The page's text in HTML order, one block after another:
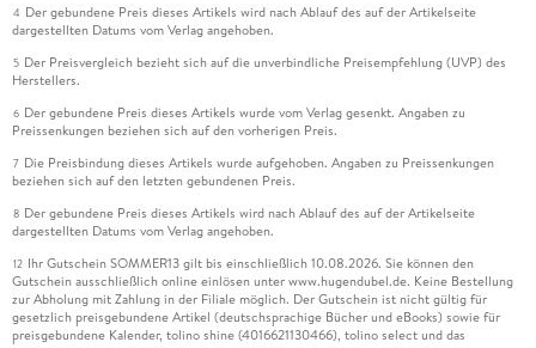
4 Der gebundene Preis dieses Artikels wird nach Ablauf des auf der Artikelseite
dargestellten Datums vom Verlag angehoben.
5 Der Preisvergleich bezieht sich auf die unverbindliche Preisempfehlung (UVP) des
Herstellers.
6 Der gebundene Preis dieses Artikels wurde vom Verlag gesenkt. Angaben zu
Preissenkungen beziehen sich auf den vorherigen Preis.
7 Die Preisbindung dieses Artikels wurde aufgehoben. Angaben zu Preissenkungen
beziehen sich auf den letzten gebundenen Preis.
8 Der gebundene Preis dieses Artikels wird nach Ablauf des auf der Artikelseite
dargestellten Datums vom Verlag angehoben.
12 Ihr Gutschein SOMMER13 gilt bis einschließlich 10.08.2026. Sie können den
Gutschein ausschließlich online einlösen unter www.hugendubel.de. Keine Bestellung
zur Abholung mit Zahlung in der Filiale möglich. Der Gutschein ist nicht gültig für
gesetzlich preisgebundene Artikel (deutschsprachige Bücher und eBooks) sowie für
preisgebundene Kalender, tolino shine (4016621130466), tolino select und das